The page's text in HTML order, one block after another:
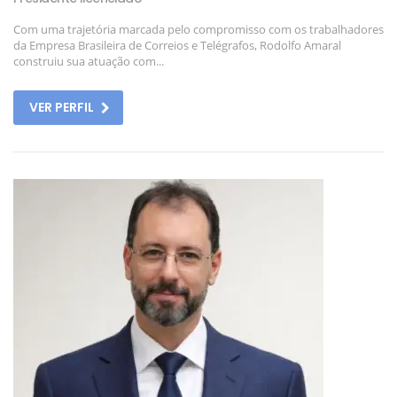
Com uma trajetória marcada pelo compromisso com os trabalhadores
da Empresa Brasileira de Correios e Telégrafos, Rodolfo Amaral
construiu sua atuação com...
VER PERFIL